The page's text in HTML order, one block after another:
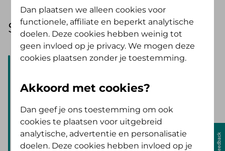
Stap 1|6Uw declaratie
Voordat u begint!
afsprakenoverzicht. Die kunt u straks
toevoegen (maximaal10bijlagen en
MB)
Vergeet niet dat na 20 minuten inactiviteit
uw sessie wordt verbroken.
Dan plaatsen we alleen cookies voor
functionele, affiliate en beperkt analytische
doelen. Deze cookies hebben weinig tot
geen invloed op je privacy. We mogen deze
cookies plaatsen zonder je toestemming.
Akkoord met cookies?
Dan geef je ons toestemming om ook
cookies te plaatsen voor uitgebreid
analytische, advertentie en personalisatie
doelen. Deze cookies hebben invloed op je